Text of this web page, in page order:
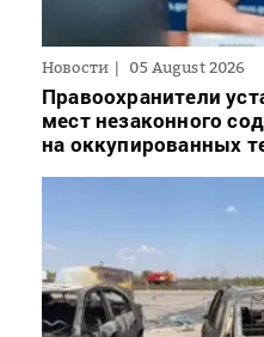
Новости 05 August 2026
Правоохранители
мест незаконного
на оккупированных